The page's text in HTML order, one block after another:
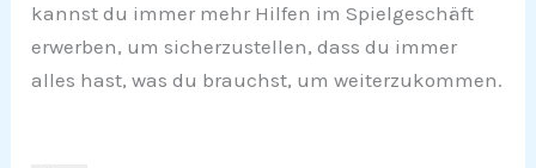
kannst du immer mehr Hilfen im Spielgeschäft
erwerben, um sicherzustellen, dass du immer
alles hast, was du brauchst, um weiterzukommen.